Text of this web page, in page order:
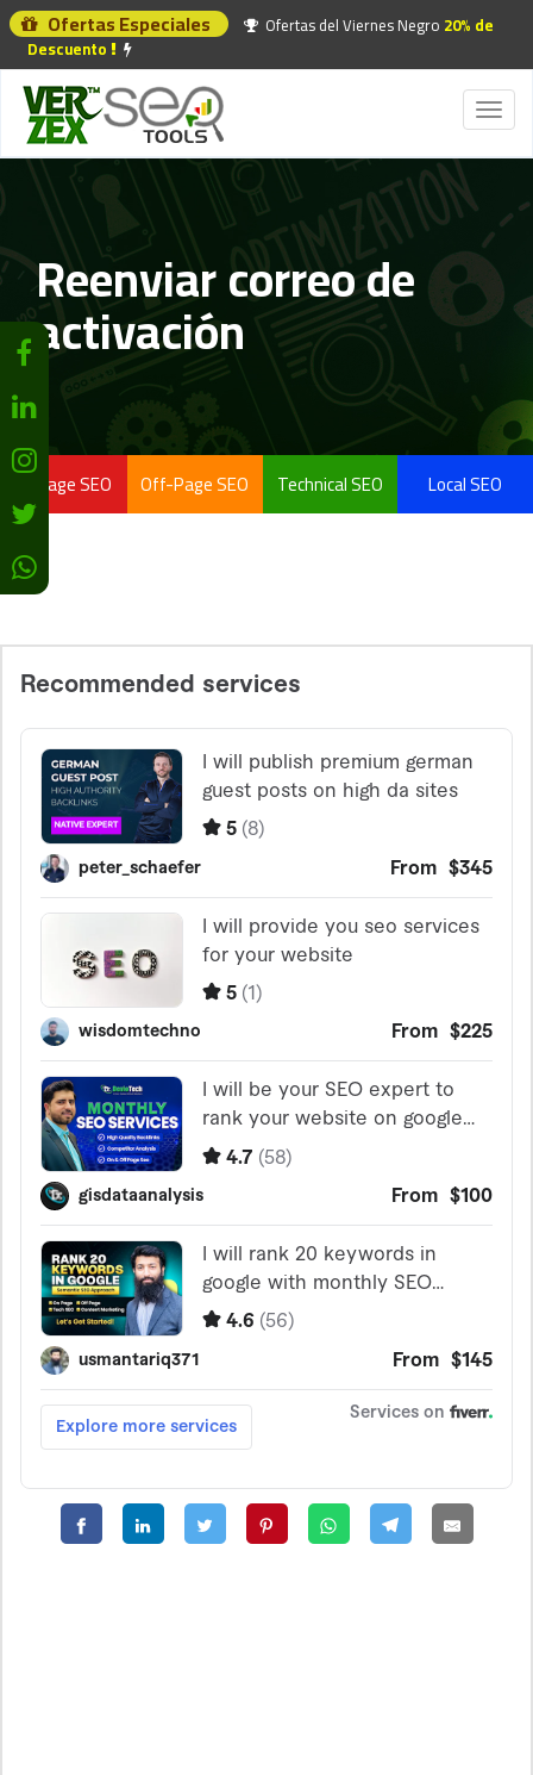
Ofertas Especiales Ofertas del Viernes Negro 20% de
Descuento
Toggle
Reenviar correo de
activación
On-Page SEO Off-Page SEO Technical SEO Local SEO